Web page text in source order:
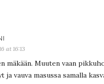
at 16:13
mäkään. Muuten vaan
ja vauva masussa samalla